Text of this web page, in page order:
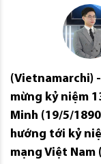
(Vietnamarchi)
mừng kỷ niệm
Minh (19/5/
hướng tới kỷ
mạng Việt Nam